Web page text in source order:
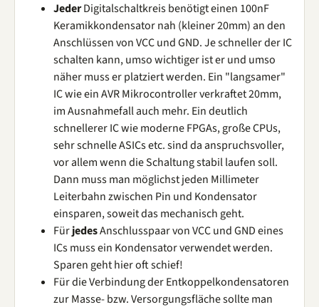
JederDigitalschaltkreis benötigt einen 100nF
Keramikkondensator nah (kleiner 20mm) an den
Anschlüssen von VCC und GND. Je schneller der IC
schalten kann, umso wichtiger ist er und umso
näher muss er platziert werden. Ein "langsamer"
IC wie ein AVR Mikrocontroller verkraftet 20mm,
im Ausnahmefall auch mehr. Ein deutlich
schnellerer IC wie moderne FPGAs, große CPUs,
sehr schnelle ASICs etc. sind da anspruchsvoller,
vor allem wenn die Schaltung stabil laufen soll.
Dann muss man möglichst jeden Millimeter
Leiterbahn zwischen Pin und Kondensator
einsparen, soweit das mechanisch geht.
FürjedesAnschlusspaar von VCC und GND eines
ICs muss ein Kondensator verwendet werden.
Sparen geht hier oft schief!
Für die Verbindung der Entkoppelkondensatoren
zur Masse- bzw. Versorgungsfläche sollte man